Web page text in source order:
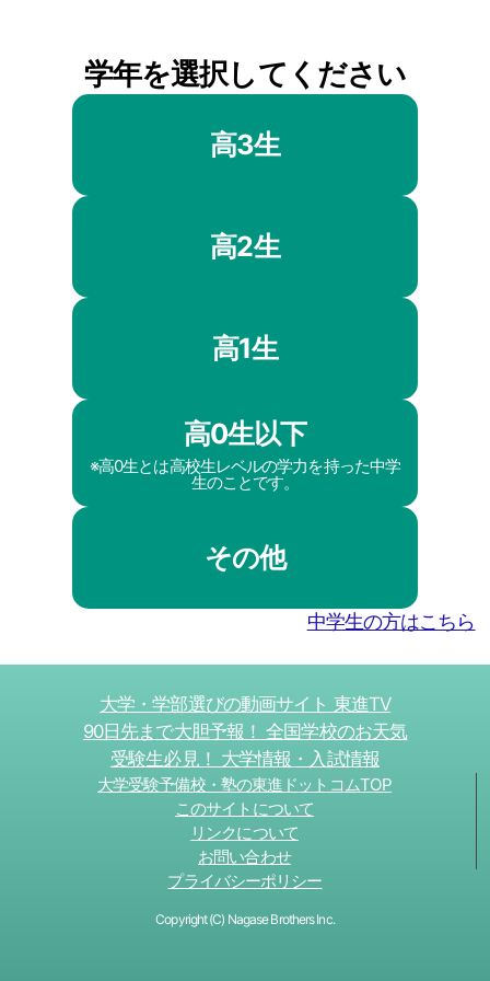
学年を選択してください
高3生
高2生
高1生
高0生以下
※高0生とは高校生レベルの学力を持った中学
生のことです。
その他
中学生の方はこちら
大学・学部選びの動画サイト 東進TV
90日先まで大胆予報！ 全国学校のお天気
受験生必見！ 大学情報・入試情報
大学受験予備校・塾の東進ドットコムTOP
このサイトについて
リンクについて
お問い合わせ
プライバシーポリシー
Copyright (C) Nagase Brothers Inc.